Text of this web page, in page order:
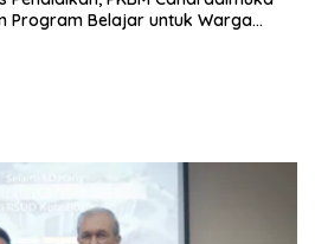
Program Belajar untuk Warga